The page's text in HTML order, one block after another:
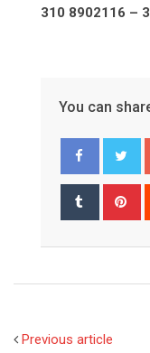
310 8902116 –
You can
Tumblr
Previous article